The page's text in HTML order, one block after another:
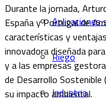
Aplicaciones
Riego
Industria
Durante la jornada,
España y Portugal de
características y
innovadora diseñada
y a las empresas
de Desarrollo Sostenible
su impacto ambiental.